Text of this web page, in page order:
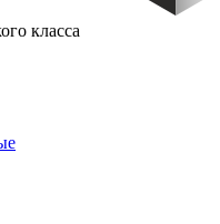
класса